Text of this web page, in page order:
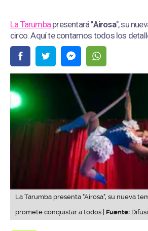
La Tarumba presentará "Airosa", su
circo. Aquí te contamos todos los
La Tarumba presenta "Airosa", su nueva
promete conquistar a todos | Fuente: